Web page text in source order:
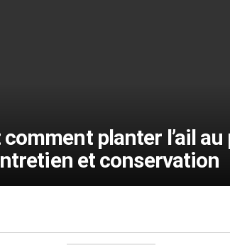
comment planter l’ail
et conservation